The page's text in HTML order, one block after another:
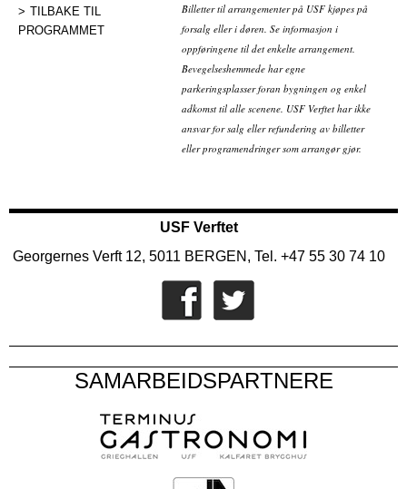
TILBAKE TIL
PROGRAMMET
Billetter til arrangementer på USF kjøpes på
forsalg eller i døren. Se informasjon i
oppføringene til det enkelte arrangement.
Bevegelseshemmede har egne
parkeringsplasser foran bygningen og enkel
adkomst til alle scenene. USF Verftet har ikke
ansvar for salg eller refundering av billetter
eller programendringer som arrangør gjør.
USF Verftet
Georgernes Verft 12, 5011 BERGEN, Tel. +47 55 30 74 10
SAMARBEIDSPARTNERE